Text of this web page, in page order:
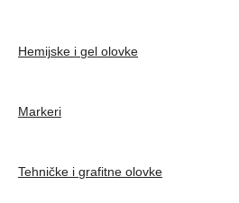
Hemijske i gel olovke
Markeri
Tehničke i grafitne olovke